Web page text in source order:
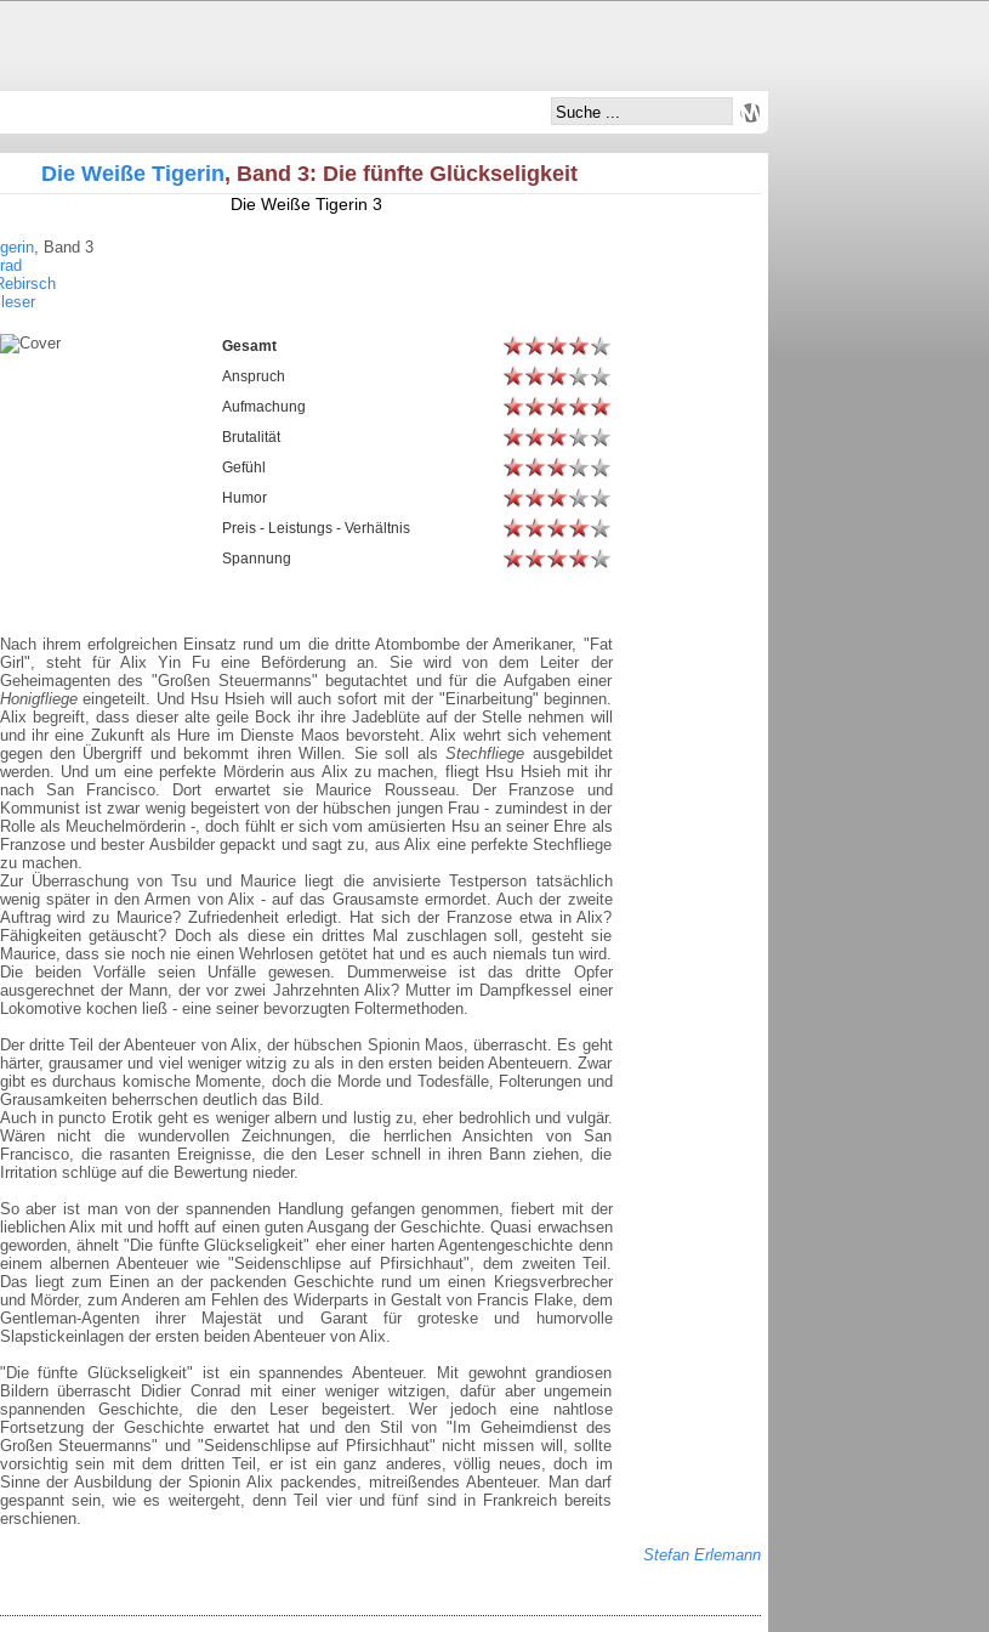
Die Weiße Tigerin, Band 3: Die fünfte Glückseligkeit
Die Weiße Tigerin 3
, Band 3
Gesamt
Anspruch
Aufmachung
Brutalität
Gefühl
Humor
Preis - Leistungs - Verhältnis
Spannung
Nach ihrem erfolgreichen Einsatz rund um die dritte Atombombe der Amerikaner, "Fat
Girl", steht für Alix Yin Fu eine Beförderung an. Sie wird von dem Leiter der
Geheimagenten des "Großen Steuermanns" begutachtet und für die Aufgaben einer
Honigfliegeeingeteilt. Und Hsu Hsieh will auch sofort mit der "Einarbeitung" beginnen.
Alix begreift, dass dieser alte geile Bock ihr ihre Jadeblüte auf der Stelle nehmen will
und ihr eine Zukunft als Hure im Dienste Maos bevorsteht. Alix wehrt sich vehement
gegen den Übergriff und bekommt ihren Willen. Sie soll alsStechfliege ausgebildet
werden. Und um eine perfekte Mörderin aus Alix zu machen, fliegt Hsu Hsieh mit ihr
nach San Francisco. Dort erwartet sie Maurice Rousseau. Der Franzose und
Kommunist ist zwar wenig begeistert von der hübschen jungen Frau - zumindest in der
Rolle als Meuchelmörderin -, doch fühlt er sich vom amüsierten Hsu an seiner Ehre als
Franzose und bester Ausbilder gepackt und sagt zu, aus Alix eine perfekte Stechfliege
zu machen.
Zur Überraschung von Tsu und Maurice liegt die anvisierte Testperson tatsächlich
wenig später in den Armen von Alix - auf das Grausamste ermordet. Auch der zweite
Auftrag wird zu Maurice? Zufriedenheit erledigt. Hat sich der Franzose etwa in Alix?
Fähigkeiten getäuscht? Doch als diese ein drittes Mal zuschlagen soll, gesteht sie
Maurice, dass sie noch nie einen Wehrlosen getötet hat und es auch niemals tun wird.
Die beiden Vorfälle seien Unfälle gewesen. Dummerweise ist das dritte Opfer
ausgerechnet der Mann, der vor zwei Jahrzehnten Alix? Mutter im Dampfkessel einer
Lokomotive kochen ließ - eine seiner bevorzugten Foltermethoden.
Der dritte Teil der Abenteuer von Alix, der hübschen Spionin Maos, überrascht. Es geht
härter, grausamer und viel weniger witzig zu als in den ersten beiden Abenteuern. Zwar
gibt es durchaus komische Momente, doch die Morde und Todesfälle, Folterungen und
Grausamkeiten beherrschen deutlich das Bild.
Auch in puncto Erotik geht es weniger albern und lustig zu, eher bedrohlich und vulgär.
Wären nicht die wundervollen Zeichnungen, die herrlichen Ansichten von San
Francisco, die rasanten Ereignisse, die den Leser schnell in ihren Bann ziehen, die
Irritation schlüge auf die Bewertung nieder.
So aber ist man von der spannenden Handlung gefangen genommen, fiebert mit der
lieblichen Alix mit und hofft auf einen guten Ausgang der Geschichte. Quasi erwachsen
geworden, ähnelt "Die fünfte Glückseligkeit" eher einer harten Agentengeschichte denn
einem albernen Abenteuer wie "Seidenschlipse auf Pfirsichhaut", dem zweiten Teil.
Das liegt zum Einen an der packenden Geschichte rund um einen Kriegsverbrecher
und Mörder, zum Anderen am Fehlen des Widerparts in Gestalt von Francis Flake, dem
Gentleman-Agenten ihrer Majestät und Garant für groteske und humorvolle
Slapstickeinlagen der ersten beiden Abenteuer von Alix.
"Die fünfte Glückseligkeit" ist ein spannendes Abenteuer. Mit gewohnt grandiosen
Bildern überrascht Didier Conrad mit einer weniger witzigen, dafür aber ungemein
spannenden Geschichte, die den Leser begeistert. Wer jedoch eine nahtlose
Fortsetzung der Geschichte erwartet hat und den Stil von "Im Geheimdienst des
Großen Steuermanns" und "Seidenschlipse auf Pfirsichhaut" nicht missen will, sollte
vorsichtig sein mit dem dritten Teil, er ist ein ganz anderes, völlig neues, doch im
Sinne der Ausbildung der Spionin Alix packendes, mitreißendes Abenteuer. Man darf
gespannt sein, wie es weitergeht, denn Teil vier und fünf sind in Frankreich bereits
erschienen.
Stefan Erlemann